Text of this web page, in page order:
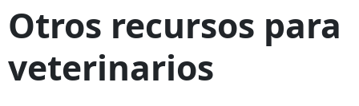
Otros recursos para
veterinarios